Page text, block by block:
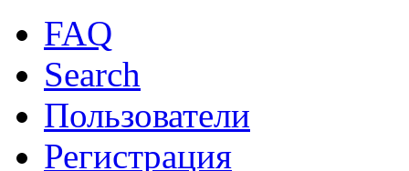
FAQ
Search
Пользователи
Регистрация